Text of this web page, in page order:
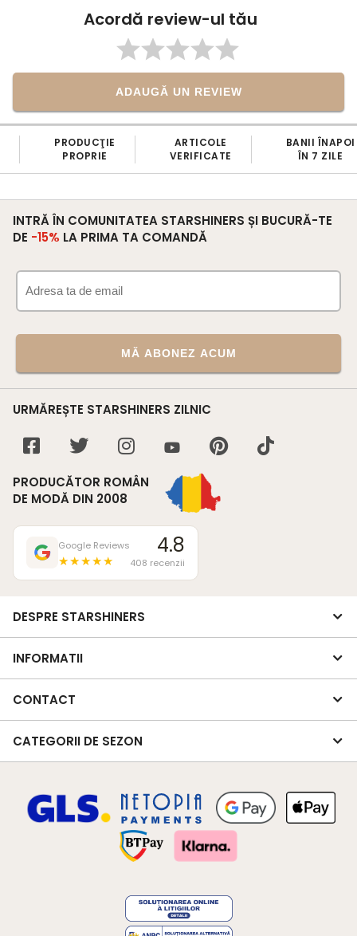
Acordă review-ul tău
ADAUGĂ UN REVIEW
PRODUCŢIE
PROPRIE
ARTICOLE
VERIFICATE
BANII ÎNAPOI
ÎN 7 ZILE
INTRĂ ÎN COMUNITATEA STARSHINERS ȘI BUCURĂ-TE
DE -15% LA PRIMA TA COMANDĂ
MĂ ABONEZ ACUM
URMĂREȘTE STARSHINERS ZILNIC
PRODUCĂTOR ROMÂN
DE MODĂ DIN 2008
Google Reviews
★★★★★
4.8
408 recenzii
DESPRE STARSHINERS
INFORMATII
CONTACT
CATEGORII DE SEZON